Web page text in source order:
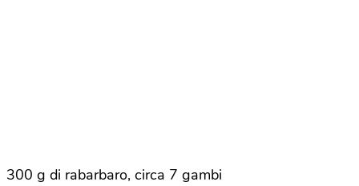
300 g di rabarbaro, circa 7 gambi